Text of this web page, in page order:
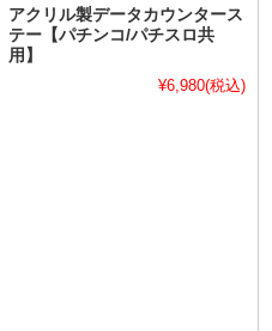
アクリル製データカウンタース
テー【パチンコ/パチスロ共
用】
¥6,980(税込)